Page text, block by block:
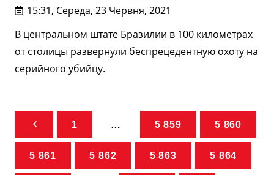
15:31, Середа, 23 Червня, 2021
В центральном штате Бразилии в 100 километрах
от столицы развернули беспрецедентную охоту на
серийного убийцу.
1 … 5 859 5 860
5 861 5 862 5 863 5 864